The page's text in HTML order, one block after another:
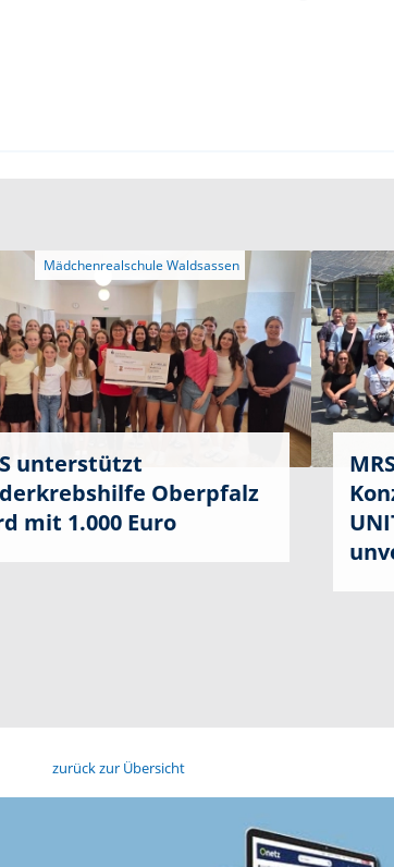
unterstützt
Oberpfalz
mit 1.000 Euro
zurück zur Übersicht